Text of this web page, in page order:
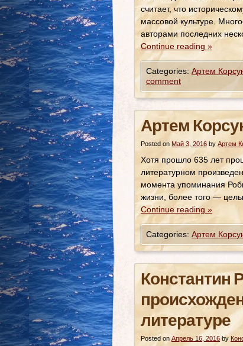
считает, что
массовой культуре.
авторами последних
Continue reading »
Categories: Артем
comment
Артем
Posted on Май 3, 2016 by Артем
Хотя прошло 635 лет
литературном
момента упоминания
жизни, более того —
Continue reading »
Categories: Артем
Константин
литературе
Posted on Апрель 16, 2016 by